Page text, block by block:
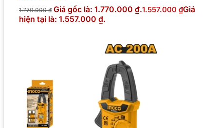
1.770.000₫ Giá gốc là: 1.770.000 ₫.1.557.000 ₫Giá
hiện tại là: 1.557.000 ₫.